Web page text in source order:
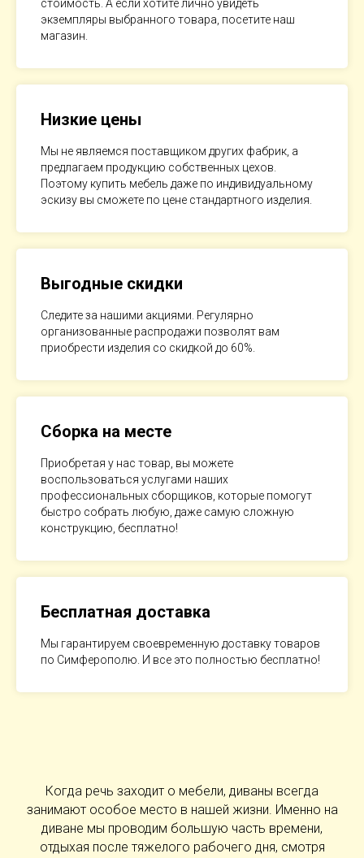
стоимость. А если хотите лично увидеть
экземпляры выбранного товара, посетите наш
магазин.
Низкие цены
Мы не являемся поставщиком других фабрик, а
предлагаем продукцию собственных цехов.
Поэтому купить мебель даже по индивидуальному
эскизу вы сможете по цене стандартного изделия.
Выгодные скидки
Следите за нашими акциями. Регулярно
организованные распродажи позволят вам
приобрести изделия со скидкой до 60%.
Сборка на месте
Приобретая у нас товар, вы можете
воспользоваться услугами наших
профессиональных сборщиков, которые помогут
быстро собрать любую, даже самую сложную
конструкцию, бесплатно!
Бесплатная доставка
Мы гарантируем своевременную доставку товаров
по Симферополю. И все это полностью бесплатно!
Когда речь заходит о мебели, диваны всегда
занимают особое место в нашей жизни. Именно на
диване мы проводим большую часть времени,
отдыхая после тяжелого рабочего дня, смотря